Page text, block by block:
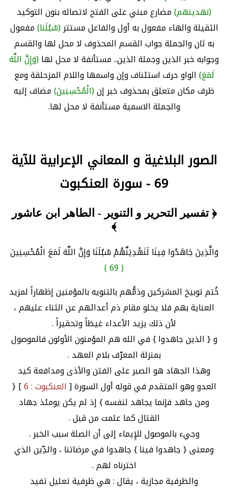
(نهدينهم)مضارع مبني على الفتح لاتصاله بنون التوكيد
الثقيلة والهاء مفعول به أول والفاعل مستتر(سُبُلَنا)مفعول
به ثان والجملة جواب القسم المحذوف لا محل لها والقسم
وجوابه خبر الذين وجملة الذين.. مستأنفة لا محل لها(وَإِنَّ اللَّهَ
لَمَعَ)الواو حرف استئناف وإن واسمها واللام المزحلقة ومع
ظرف مكان متعلق بمحذوف خبر إن(الْمُحْسِنِينَ)مضاف إليه
والجملة الاسمية مستأنفة لا محل لها.
الصور البلاغية و المعاني الإعرابية للآية
69 - سورة العنكبوت
﴿ تفسير التحرير و التنوير - الطاهر ابن عاشور
﴾
وَالَّذِينَ جَاهَدُوا فِينَا لَنَهْدِيَنَّهُمْ سُبُلَنَا وَإِنَّ اللَّهَ لَمَعَ الْمُحْسِنِينَ
( 69 )
خُتم توبيخ المشركين وذمُّهم بالتنويه بالمؤمنين إظهاراً لمزيد
العناية بهم فلا يخلو مقام ذم أعدائهم عن الثناء عليهم ،
لأن ذلك يزيد الأعداء غيظاً وتحقيراً .
و { الذين جاهدوا } في الله هم المؤمنون الأولون فالموصول
بمنزلة المعرّف بلام العهد .
وهذا الجهاد هو الصبر على الفتن والأذى ومدافعة كيد
العدو وهو المتقدم في قوله أول السورة [العنكبوت : 6
] {
ومن جاهد فإنما يجاهد لنفسه } إذ لم يكن يومئذ جهاد
القتال كما علمت من قبل .
وجيء بالموصول للإِيماء إلى أن الصلة سبب الخبر .
ومعنى { جاهدوا فينا } جاهدوا في مرضاتنا ، والدِّين الذي
اخترناه لهم .
والظرفية مجازية ، يقال : هي ظرفية تعليل تفيد